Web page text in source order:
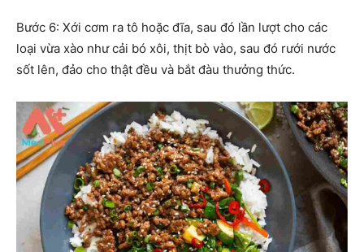
Bước 6: Xới cơm ra tô hoặc đĩa, sau đó lần lượt cho các
loại vừa xào như cải bó xôi, thịt bò vào, sau đó rưới nước
sốt lên, đảo cho thật đều và bắt đàu thưởng thức.